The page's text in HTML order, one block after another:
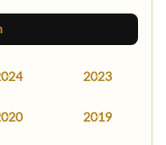
2023
2019